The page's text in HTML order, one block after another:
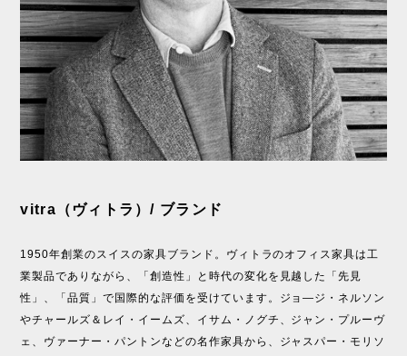
vitra（ヴィトラ）/ ブランド
1950年創業のスイスの家具ブランド。ヴィトラのオフィス家具は工
業製品でありながら、「創造性」と時代の変化を見越した「先見
性」、「品質」で国際的な評価を受けています。ジョ―ジ・ネルソン
やチャールズ＆レイ・イームズ、イサム・ノグチ、ジャン・プルーヴ
ェ、ヴァーナー・パントンなどの名作家具から、ジャスパー・モリソ